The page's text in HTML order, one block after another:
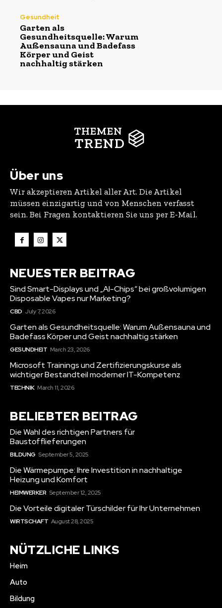
Gesundheit
Garten als
Gesundheitsquelle: Warum
Außensauna und Badefass
Körper und Geist
nachhaltig stärken
THEMEN
TREND
Über uns
Wir akzeptieren Artikel aller Art. Die Artikel
müssen einzigartig und von Menschen verfasst
sein. Bei Fragen kontaktieren Sie uns per E-Mail.
NEUESTER BEITRAG
Sind Smart-Displays und „AI-Chips“ bei großvolumigen
Disposable Vapes nur Marketing?
CBD July 7, 2026
Garten als Gesundheitsquelle: Warum Außensauna und
Badefass Körper und Geist nachhaltig stärken
GESUNDHEIT March 23, 2026
Microsoft Trainings und Zertifizierungskurse als
wichtiger Bestandteil moderner IT-Kompetenz
TECHNIK March 11, 2026
BELIEBTER BEITRAG
Die Wahl des richtigen Partners für
Baustofflieferungen
BILDUNG September 5, 2025
Die Wärmepumpe: Ihre Investition in nachhaltige
Heizung und Komfort
HEIMWERKER September 12, 2025
Die Vorteile digitaler Türschilder für Ihr Unternehmen
WIRTSCHAFT August 28, 2025
NÜTZLICHE LINKS
Heim
Auto
Bildung